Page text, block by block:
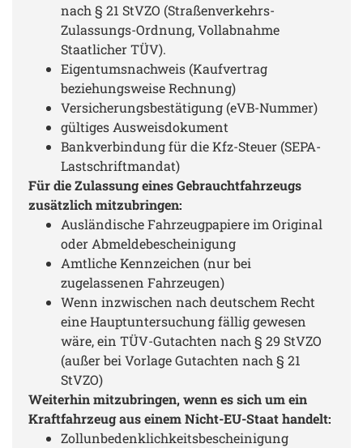
nach § 21 StVZO (Straßenverkehrs-
Zulassungs-Ordnung, Vollabnahme
Staatlicher TÜV).
Eigentumsnachweis (Kaufvertrag
beziehungsweise Rechnung)
Versicherungsbestätigung (eVB-Nummer)
gültiges Ausweisdokument
Bankverbindung für die Kfz-Steuer (SEPA-
Lastschriftmandat)
Für die Zulassung eines Gebrauchtfahrzeugs
zusätzlich mitzubringen:
Ausländische Fahrzeugpapiere im Original
oder Abmeldebescheinigung
Amtliche Kennzeichen (nur bei
zugelassenen Fahrzeugen)
Wenn inzwischen nach deutschem Recht
eine Hauptuntersuchung fällig gewesen
wäre, ein TÜV-Gutachten nach § 29 StVZO
(außer bei Vorlage Gutachten nach § 21
StVZO)
Weiterhin mitzubringen, wenn es sich um ein
Kraftfahrzeug aus einem Nicht-EU-Staat handelt:
Zollunbedenklichkeitsbescheinigung